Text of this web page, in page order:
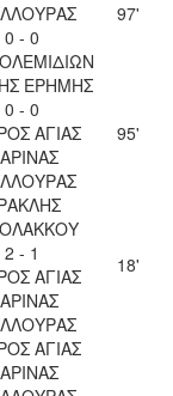
0 - 0
97'
ΕΡΗΜΗΣ
0 - 0
ΑΓΙΑΣ
95'
2 - 1
ΑΓΙΑΣ
18'
ΑΓΙΑΣ